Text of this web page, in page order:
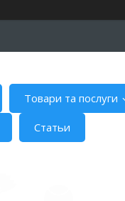
Товари та послуги
Статьи